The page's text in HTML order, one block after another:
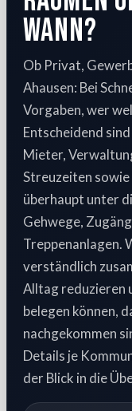
wann?
Ob Privat,
Ahausen: Bei
Vorgaben, wer
Entscheidend
Mieter,
Streuzeiten sowie
überhaupt unter
Gehwege,
Treppenanlagen.
verständlich
Alltag reduzieren
belegen können,
nachgekommen
Details je
der Blick in die